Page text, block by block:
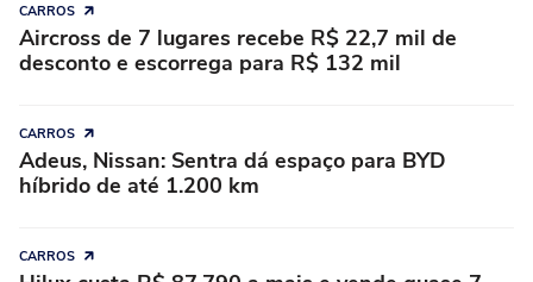
CARROS
Aircross de 7 lugares recebe R$ 22,7 mil de
desconto e escorrega para R$ 132 mil
CARROS
Adeus, Nissan: Sentra dá espaço para BYD
híbrido de até 1.200 km
CARROS